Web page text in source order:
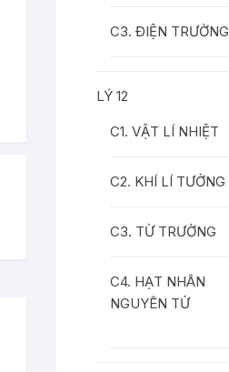
C3. ĐIỆN TRƯỜNG
LÝ 12
C1. VẬT LÍ NHIỆT
C2. KHÍ LÍ TƯỞNG
C3. TỪ TRƯỜNG
C4. HẠT NHÂN
NGUYÊN TỬ